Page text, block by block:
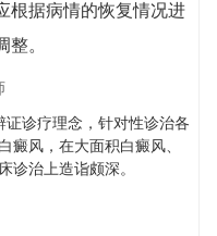
根据病情的恢复情况进
。
证诊疗理念，针对性诊治各
癜风，在大面积白癜风、
诊治上造诣颇深。